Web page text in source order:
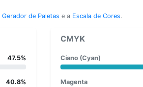
Gerador de Paletas e a Escala de Cores.
47.5%
40.8%
CMYK
Ciano (Cyan)
Magenta